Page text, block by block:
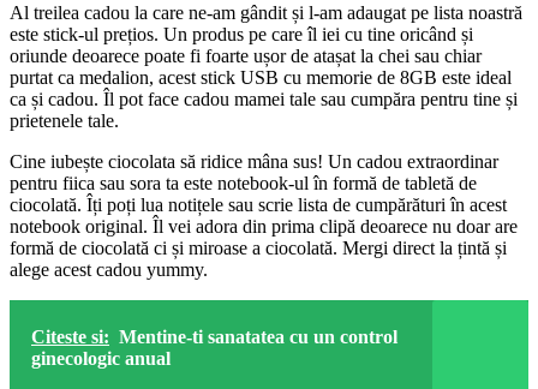
Al treilea cadou la care ne-am gândit și l-am adaugat pe lista noastră
este stick-ul prețios. Un produs pe care îl iei cu tine oricând și
oriunde deoarece poate fi foarte ușor de atașat la chei sau chiar
purtat ca medalion, acest stick USB cu memorie de 8GB este ideal
ca și cadou. Îl pot face cadou mamei tale sau cumpăra pentru tine și
prietenele tale.
Cine iubește ciocolata să ridice mâna sus! Un cadou extraordinar
pentru fiica sau sora ta este notebook-ul în formă de tabletă de
ciocolată. Îți poți lua notițele sau scrie lista de cumpărături în acest
notebook original. Îl vei adora din prima clipă deoarece nu doar are
formă de ciocolată ci și miroase a ciocolată. Mergi direct la țintă și
alege acest cadou yummy.
Citeste si: Mentine-ti sanatatea cu un control
ginecologic anual